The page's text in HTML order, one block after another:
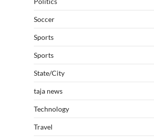
Soccer
Sports
Sports
State/City
taja news
Technology
Travel